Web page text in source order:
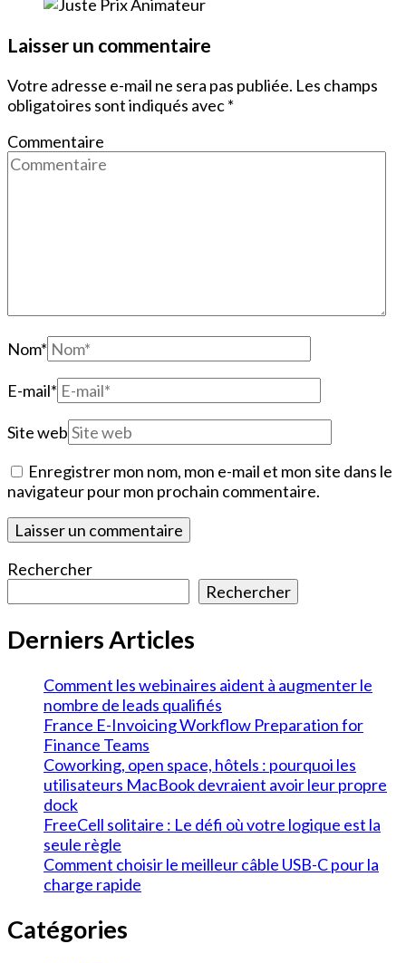
Laisser un commentaire
Votre adresse e-mail ne sera pas publiée. Les champs
obligatoires sont indiqués avec*
Commentaire
Nom*
E-mail*
Site web
Enregistrer mon nom, mon e-mail et mon site dans le
navigateur pour mon prochain commentaire.
Rechercher
Rechercher
Derniers Articles
Comment les webinaires aident à augmenter le
nombre de leads qualifiés
France E-Invoicing Workflow Preparation for
Finance Teams
Coworking, open space, hôtels : pourquoi les
utilisateurs MacBook devraient avoir leur propre
dock
FreeCell solitaire : Le défi où votre logique est la
seule règle
Comment choisir le meilleur câble USB-C pour la
charge rapide
Catégories